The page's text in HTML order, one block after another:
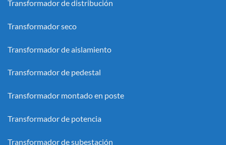
Transformador de distribución
Transformador seco
Transformador de aislamiento
Transformador de pedestal
Transformador montado en poste
Transformador de potencia
Transformador de subestación